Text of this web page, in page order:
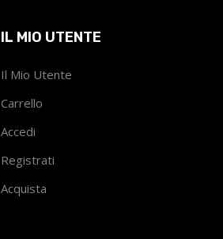
IL MIO UTENTE
Il Mio Utente
Carrello
Accedi
Registrati
Acquista